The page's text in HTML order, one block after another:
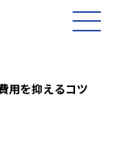
用を抑えるコツ